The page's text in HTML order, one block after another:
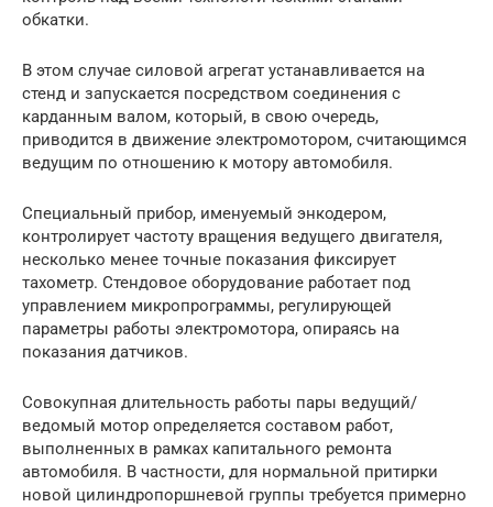
обкатки.
В этом случае силовой агрегат устанавливается на
стенд и запускается посредством соединения с
карданным валом, который, в свою очередь,
приводится в движение электромотором, считающимся
ведущим по отношению к мотору автомобиля.
Специальный прибор, именуемый энкодером,
контролирует частоту вращения ведущего двигателя,
несколько менее точные показания фиксирует
тахометр. Стендовое оборудование работает под
управлением микропрограммы, регулирующей
параметры работы электромотора, опираясь на
показания датчиков.
Совокупная длительность работы пары ведущий/
ведомый мотор определяется составом работ,
выполненных в рамках капитального ремонта
автомобиля. В частности, для нормальной притирки
новой цилиндропоршневой группы требуется примерно